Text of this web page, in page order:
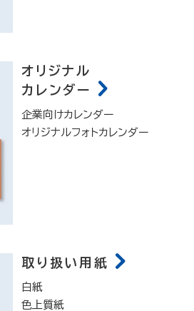
オリジナル
カレンダー
企業向けカレンダー
オリジナルフォトカレンダー
取り扱い用紙
白紙
色上質紙